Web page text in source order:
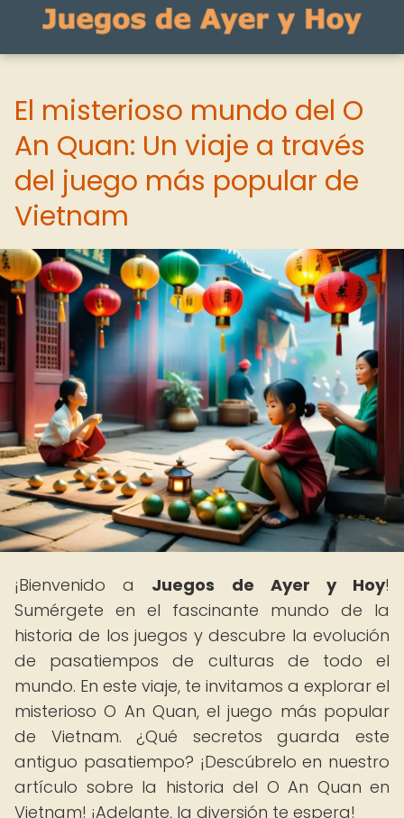
El misterioso mundo del O
An Quan: Un viaje a través
del juego más popular de
Vietnam
¡Bienvenido a Juegos de Ayer y Hoy!
Sumérgete en el fascinante mundo de la
historia de los juegos y descubre la evolución
de pasatiempos de culturas de todo el
mundo. En este viaje, te invitamos a explorar el
misterioso O An Quan, el juego más popular
de Vietnam. ¿Qué secretos guarda este
antiguo pasatiempo? ¡Descúbrelo en nuestro
artículo sobre la historia del O An Quan en
Vietnam! ¡Adelante, la diversión te espera!